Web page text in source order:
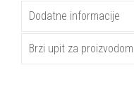
Dodatne informacije
Brzi upit za proizvodom